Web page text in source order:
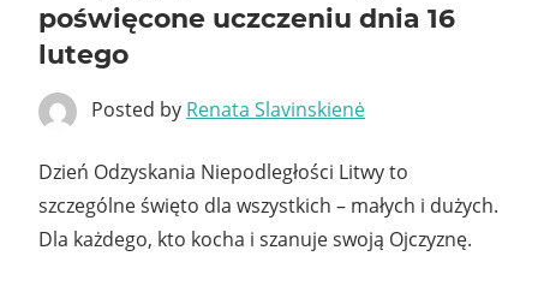
poświęcone uczczeniu dnia 16
lutego
Posted by Renata Slavinskienė
Dzień Odzyskania Niepodległości Litwy to
szczególne święto dla wszystkich – małych i dużych.
Dla każdego, kto kocha i szanuje swoją Ojczyznę.